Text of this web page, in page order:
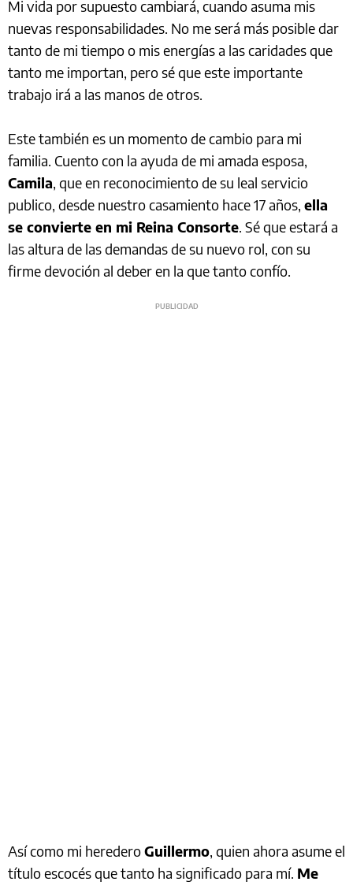
Mi vida por supuesto cambiará, cuando asuma mis
nuevas responsabilidades. No me será más posible dar
tanto de mi tiempo o mis energías a las caridades que
tanto me importan, pero sé que este importante
trabajo irá a las manos de otros.
Este también es un momento de cambio para mi
familia. Cuento con la ayuda de mi amada esposa,
Camila, que en reconocimiento de su leal servicio
publico, desde nuestro casamiento hace 17 años, ella
se convierte en mi Reina Consorte. Sé que estará a
las altura de las demandas de su nuevo rol, con su
firme devoción al deber en la que tanto confío.
Así como mi herederoGuillermo, quien ahora asume el
título escocés que tanto ha significado para mí. Me